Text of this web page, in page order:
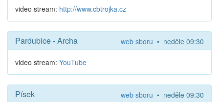
video stream: http://www.cbtrojka.cz
web sboru • neděle 09:30
Pardubice - Archa
video stream: YouTube
web sboru • neděle 09:30
Písek